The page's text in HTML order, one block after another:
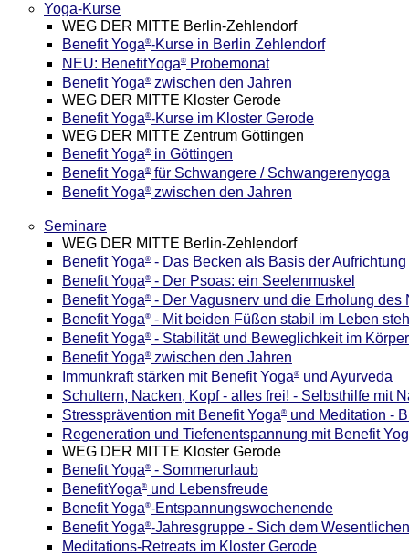
Yoga-Kurse
WEG DER MITTE Berlin-Zehlendorf
Benefit Yoga®-Kurse in Berlin Zehlendorf
NEU: BenefitYoga®
Probemonat
Benefit Yoga® zwischen den Jahren
WEG DER MITTE Kloster Gerode
Benefit Yoga®-Kurse im Kloster Gerode
WEG DER MITTE Zentrum Göttingen
Benefit Yoga® in Göttingen
Benefit Yoga® für Schwangere / Schwangerenyoga
Benefit Yoga® zwischen den Jahren
Seminare
WEG DER MITTE Berlin-Zehlendorf
Benefit Yoga® - Das Becken als Basis der Aufrichtung
Benefit Yoga® - Der Psoas: ein Seelenmuskel
Benefit Yoga® - Der Vagusnerv und die Erholung des
Benefit Yoga® - Mit beiden Füßen stabil im Leben
Benefit Yoga® - Stabilität und Beweglichkeit im Körper
Benefit Yoga® zwischen den Jahren
Immunkraft stärken mit Benefit Yoga® und Ayurveda
Schultern, Nacken, Kopf - alles frei! - Selbsthilfe mit
Stressprävention mit Benefit Yoga® und Meditation -
Regeneration und Tiefenentspannung mit Benefit
WEG DER MITTE Kloster Gerode
Benefit Yoga® - Sommerurlaub
BenefitYoga® und Lebensfreude
Benefit Yoga®-Entspannungswochenende
Benefit Yoga®-Jahresgruppe - Sich dem
Meditations-Retreats im Kloster Gerode